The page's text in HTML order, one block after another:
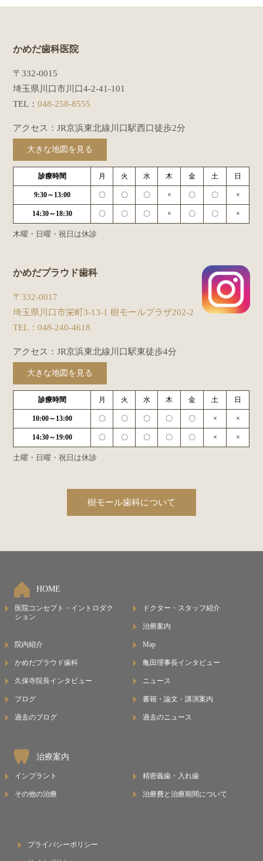
かめだ歯科医院
〒332-0015
埼玉県川口市川口4-2-41-101
TEL：048-258-8555
アクセス：JR京浜東北線川口駅西口徒歩2分
大きな地図を見る
診療時間 月 火 水 木 金 土 日
9:30～13:00 〇 〇 〇 × 〇 〇 ×
14:30～18:30 〇 〇 〇 × 〇 〇 ×
木曜・日曜・祝日は休診
かめだプラウド歯科
〒332-0017
埼玉県川口市栄町3-13-1 樹モールプラザ202-2
TEL：048-240-4618
アクセス：JR京浜東北線川口駅東徒歩4分
大きな地図を見る
診療時間 月 火 水 木 金 土 日
10:00～13:00 〇 〇 〇 〇 〇 × ×
14:30～19:00 〇 〇 〇 〇 〇 × ×
土曜・日曜・祝日は休診
樹モール歯科について
HOME
医院コンセプト・イントロダク
ション
ドクター・スタッフ紹介
治療案内
院内紹介 Map
かめだプラウド歯科 亀田理事長インタビュー
久保寺院長インタビュー ニュース
ブログ 書籍・論文・講演案内
過去のブログ 過去のニュース
治療案内
インプラント 精密義歯・入れ歯
その他の治療 治療費と治療期間について
プライバシーポリシー